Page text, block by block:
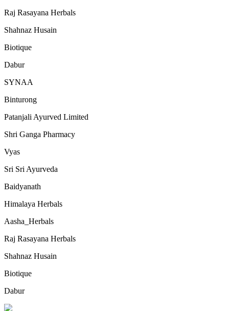
Raj Rasayana Herbals
Shahnaz Husain
Biotique
Dabur
SYNAA
Binturong
Patanjali Ayurved Limited
Shri Ganga Pharmacy
Vyas
Sri Sri Ayurveda
Baidyanath
Himalaya Herbals
Aasha_Herbals
Raj Rasayana Herbals
Shahnaz Husain
Biotique
Dabur